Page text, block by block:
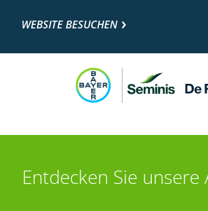
WEBSITE BESUCHEN
Entdecken Sie unsere